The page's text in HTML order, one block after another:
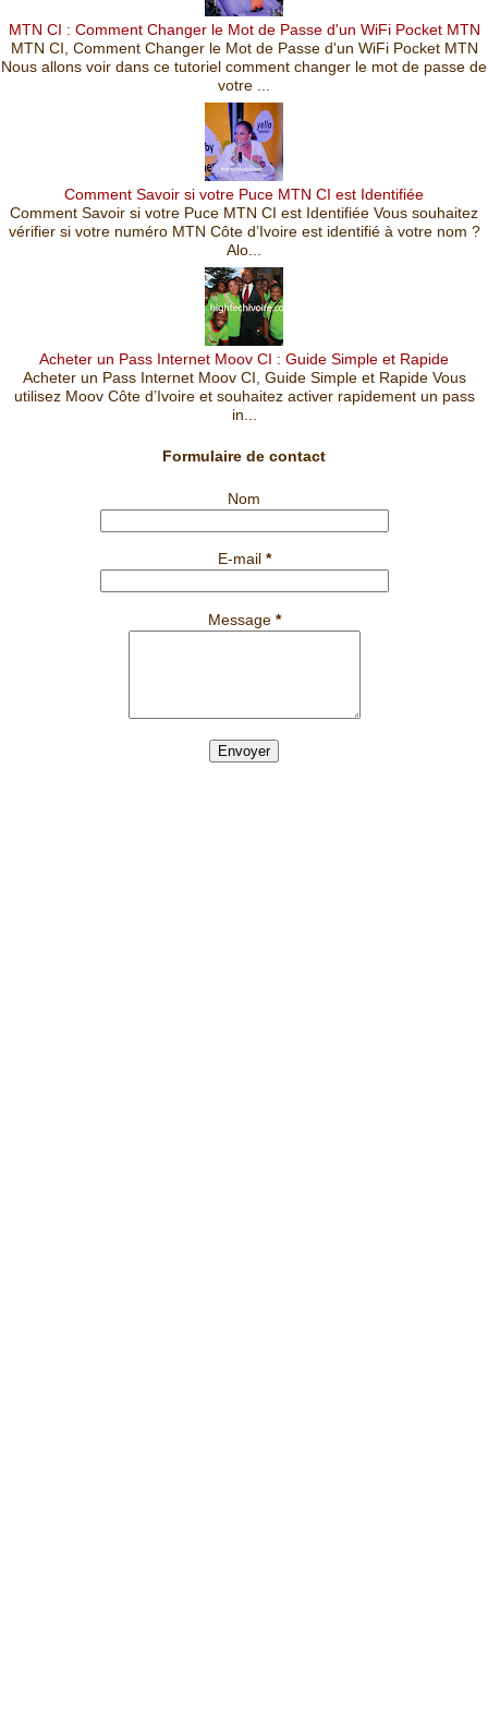
MTN CI : Comment Changer le Mot de Passe d'un WiFi Pocket MTN
MTN CI, Comment Changer le Mot de Passe d'un WiFi Pocket MTN
Nous allons voir dans ce tutoriel comment changer le mot de passe de
votre ...
Comment Savoir si votre Puce MTN CI est Identifiée
Comment Savoir si votre Puce MTN CI est Identifiée Vous souhaitez
vérifier si votre numéro MTN Côte d’Ivoire est identifié à votre nom ?
Alo...
Acheter un Pass Internet Moov CI : Guide Simple et Rapide
Acheter un Pass Internet Moov CI, Guide Simple et Rapide Vous
utilisez Moov Côte d’Ivoire et souhaitez activer rapidement un pass
in...
Formulaire de contact
Nom
E-mail *
Message *